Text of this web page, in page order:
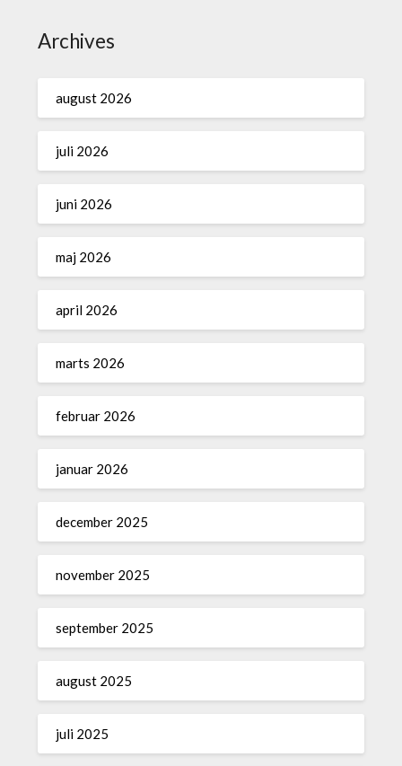
Archives
august 2026
juli 2026
juni 2026
maj 2026
april 2026
marts 2026
februar 2026
januar 2026
december 2025
november 2025
september 2025
august 2025
juli 2025